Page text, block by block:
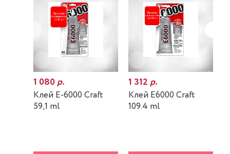
1 080р.
Клей E-6000 Craft
59,1 ml
1 312р.
Клей E6000 Craft
109.4 ml